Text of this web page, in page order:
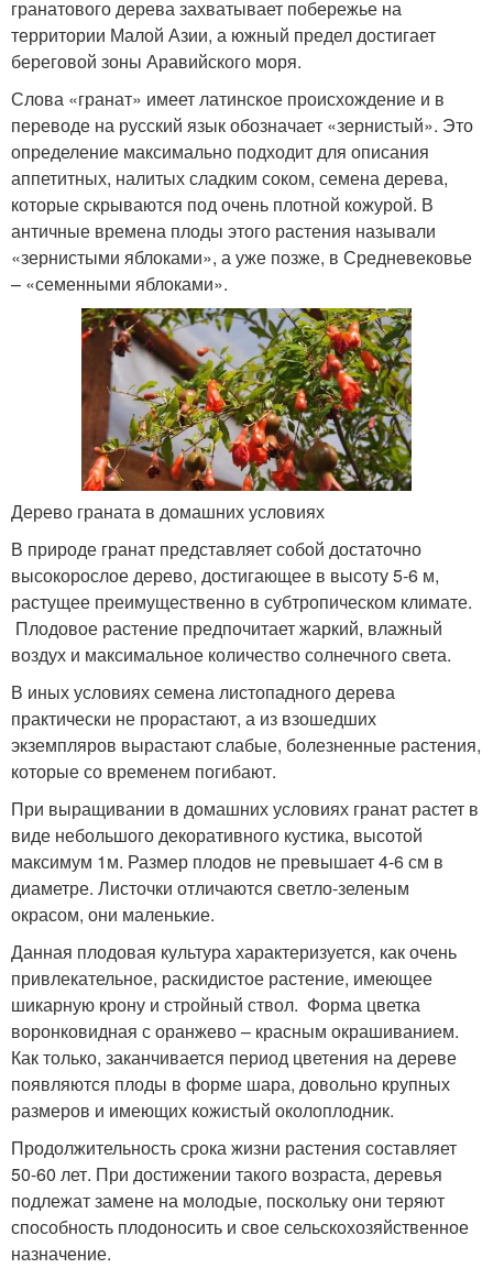
гранатового дерева захватывает побережье на
территории Малой Азии, а южный предел достигает
береговой зоны Аравийского моря.
Слова «гранат» имеет латинское происхождение и в
переводе на русский язык обозначает «зернистый». Это
определение максимально подходит для описания
аппетитных, налитых сладким соком, семена дерева,
которые скрываются под очень плотной кожурой. В
античные времена плоды этого растения называли
«зернистыми яблоками», а уже позже, в Средневековье
– «семенными яблоками».
Дерево граната в домашних условиях
В природе гранат представляет собой достаточно
высокорослое дерево, достигающее в высоту 5-6 м,
растущее преимущественно в субтропическом климате.
Плодовое растение предпочитает жаркий, влажный
воздух и максимальное количество солнечного света.
В иных условиях семена листопадного дерева
практически не прорастают, а из взошедших
экземпляров вырастают слабые, болезненные растения,
которые со временем погибают.
При выращивании в домашних условиях гранат растет в
виде небольшого декоративного кустика, высотой
максимум 1м. Размер плодов не превышает 4-6 см в
диаметре. Листочки отличаются светло-зеленым
окрасом, они маленькие.
Данная плодовая культура характеризуется, как очень
привлекательное, раскидистое растение, имеющее
шикарную крону и стройный ствол. Форма цветка
воронковидная с оранжево – красным окрашиванием.
Как только, заканчивается период цветения на дереве
появляются плоды в форме шара, довольно крупных
размеров и имеющих кожистый околоплодник.
Продолжительность срока жизни растения составляет
50-60 лет. При достижении такого возраста, деревья
подлежат замене на молодые, поскольку они теряют
способность плодоносить и свое сельскохозяйственное
назначение.